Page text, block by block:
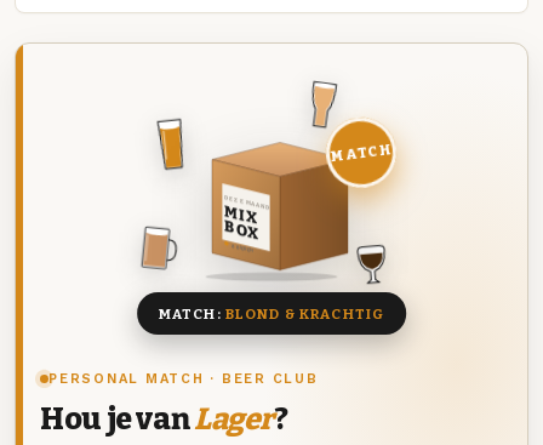
PERSONAL MATCH · BEER CLUB
Hou je vanLager?
DEZE MAAND
MIX
BOX
8 BIEREN
MATCH
MATCH: BLOND & KRACHTIG